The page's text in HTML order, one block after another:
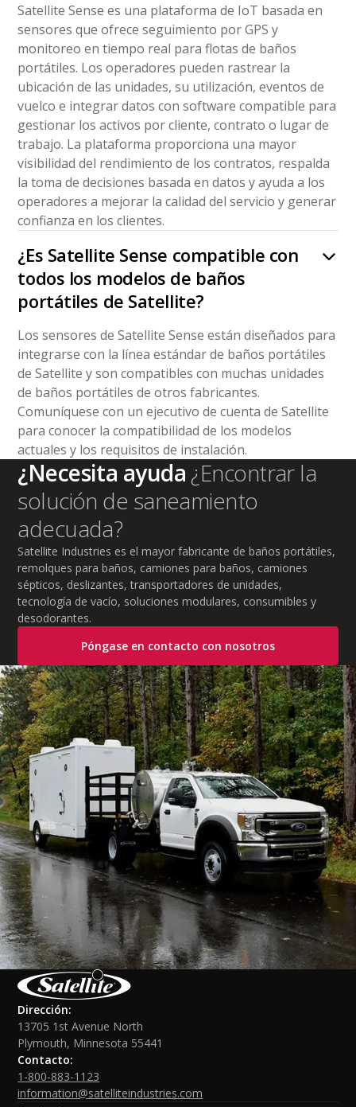
Satellite Sense es una plataforma de IoT basada en
sensores que ofrece seguimiento por GPS y
monitoreo en tiempo real para flotas de baños
portátiles. Los operadores pueden rastrear la
ubicación de las unidades, su utilización, eventos de
vuelco e integrar datos con software compatible para
gestionar los activos por cliente, contrato o lugar de
trabajo. La plataforma proporciona una mayor
visibilidad del rendimiento de los contratos, respalda
la toma de decisiones basada en datos y ayuda a los
operadores a mejorar la calidad del servicio y generar
confianza en los clientes.
¿Es Satellite Sense compatible con
todos los modelos de baños
portátiles de Satellite?
Los sensores de Satellite Sense están diseñados para
integrarse con la línea estándar de baños portátiles
de Satellite y son compatibles con muchas unidades
de baños portátiles de otros fabricantes.
Comuníquese con un ejecutivo de cuenta de Satellite
para conocer la compatibilidad de los modelos
actuales y los requisitos de instalación.
¿Necesita ayuda¿Encontrar la
solución de saneamiento
adecuada?
Satellite Industries es el mayor fabricante de baños portátiles,
remolques para baños, camiones para baños, camiones
sépticos, deslizantes, transportadores de unidades,
tecnología de vacío, soluciones modulares, consumibles y
desodorantes.
Póngase en contacto con nosotros
Dirección:
13705 1st Avenue North
Plymouth, Minnesota 55441
Contacto:
1-800-883-1123
information@satelliteindustries.com